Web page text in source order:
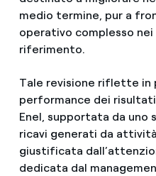
medio termine, pur a
operativo complesso
riferimento.
Tale revisione riflette in
performance dei
Enel, supportata da uno
ricavi generati da
giustificata
dedicata dal